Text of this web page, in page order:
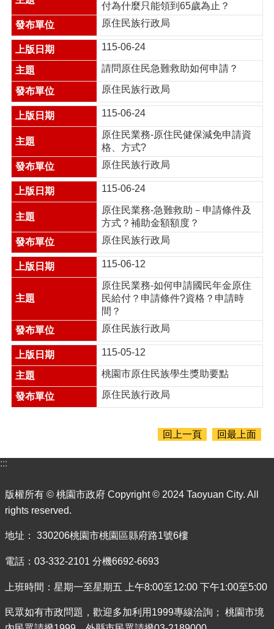
機
關
通
錄
業
務
資
訊
便
民
服
務
政
府
資
訊
公
開
成
果
報
告
案
應
用
大
學
回
頁
網
導
覽
付為什麼只能領到65歲為止？
原住民族行政局
115-06-24
請問原住民急難救助如何申請？
原住民族行政局
115-06-24
原住民業務-原住民健保減免申請資
格、方式?
原住民族行政局
115-06-24
原住民業務-急難救助－申請條件及
方式？補助金額額度？
原住民族行政局
115-06-12
原住民業務-如何申請國民年金原住
民給付？申請條件?資格？申請時
間？
原住民族行政局
115-05-12
桃園市原住民族學生獎助要點
原住民族行政局
回上一頁 回最上面
:::
版權所有 © 桃園市政府 Copyright © 2024 Taoyuan City. All
rights reserved.
地址： 330206桃園市桃園區縣府路1號6樓
電話：03-332-2101 分機6692-6693
上班時間：星期一至星期五 上午8:00至12:00 下午1:00至5:00
民眾如有市政問題，歡迎多加利用1999專線洽詢； 桃園市境